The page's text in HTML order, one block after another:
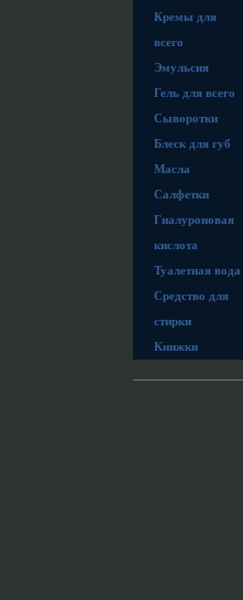
Кремы для
всего
Эмульсия
Гель для всего
Сыворотки
Блеск для губ
Масла
Салфетки
Гиалуроновая
кислота
Туалетная вода
Средство для
стирки
Книжки